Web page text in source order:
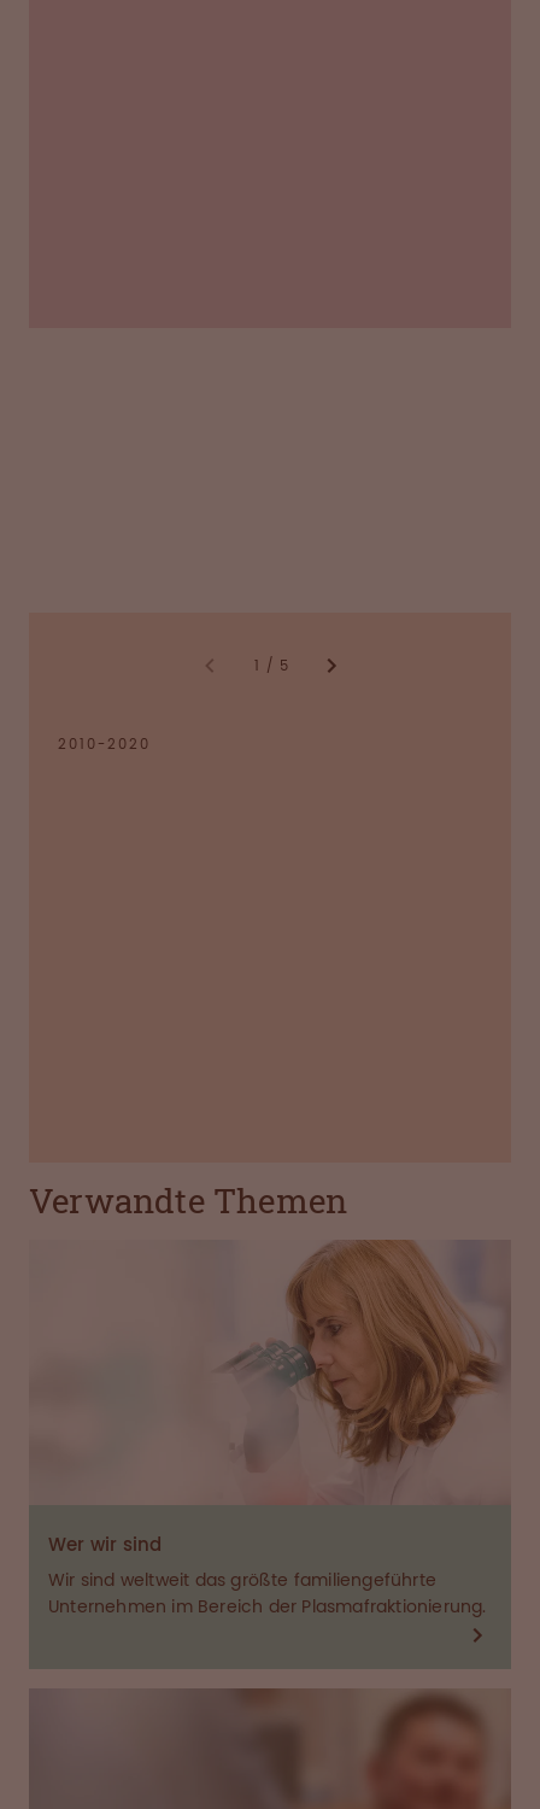
2010-2020
1 / 5
Verwandte Themen
Wer wir sind
Wir sind weltweit das größte familiengeführte
Unternehmen im Bereich der Plasmafraktionierung.